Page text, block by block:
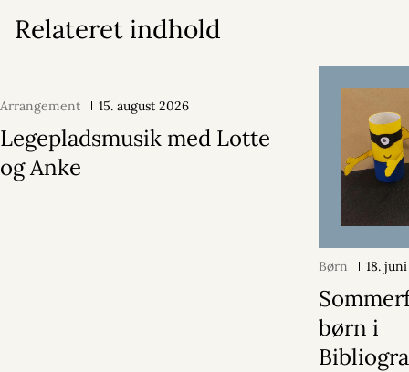
Relateret indhold
Arrangement 15. august 2026
Legepladsmusik med Lotte
og Anke
Børn 18.
børn i